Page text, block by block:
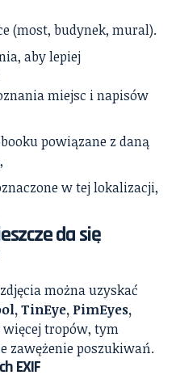
(most, budynek, mural).
aby lepiej
miejsc i napisów
powiązane z daną
w tej lokalizacji,
da się
można uzyskać
TinEye, PimEyes,
tropów, tym
zawężenie poszukiwań.
EXIF